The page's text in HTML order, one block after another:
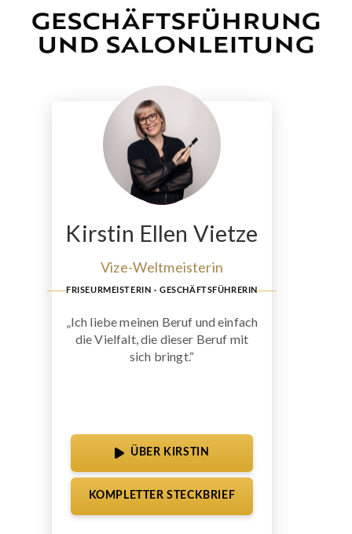
GESCHÄFTSFÜHRUNG
UND SALONLEITUNG
Kirstin Ellen Vietze
Vize-Weltmeisterin
FRISEURMEISTERIN · GESCHÄFTSFÜHRERIN
„Ich liebe meinen Beruf und einfach
die Vielfalt, die dieser Beruf mit
sich bringt.“
ÜBER KIRSTIN
KOMPLETTER STECKBRIEF